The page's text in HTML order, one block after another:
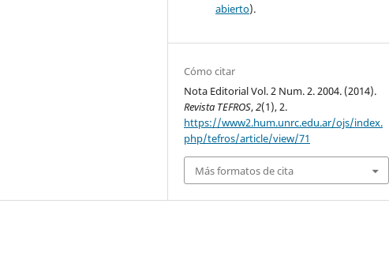
abierto).
Cómo citar
Nota Editorial Vol. 2 Num. 2. 2004. (2014).
Revista TEFROS,2(1), 2.
https://www2.hum.unrc.edu.ar/ojs/index.
php/tefros/article/view/71
Más formatos de cita